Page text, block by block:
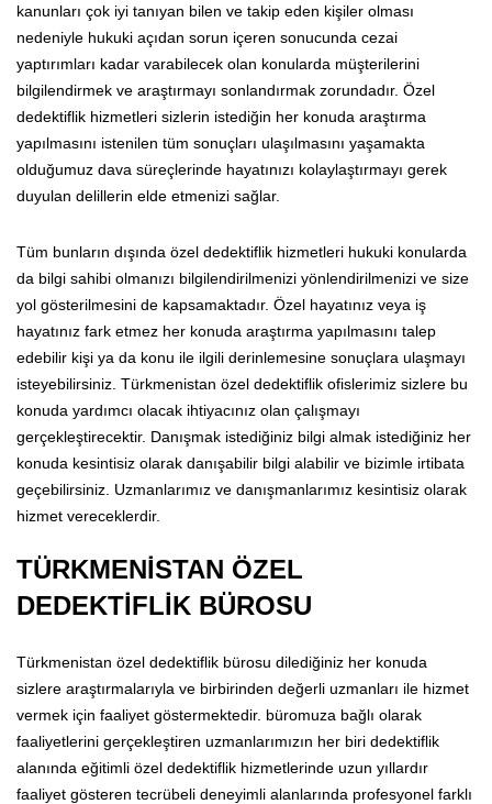
kanunları çok iyi tanıyan bilen ve takip eden kişiler olması
nedeniyle hukuki açıdan sorun içeren sonucunda cezai
yaptırımları kadar varabilecek olan konularda müşterilerini
bilgilendirmek ve araştırmayı sonlandırmak zorundadır. Özel
dedektiflik hizmetleri sizlerin istediğin her konuda araştırma
yapılmasını istenilen tüm sonuçları ulaşılmasını yaşamakta
olduğumuz dava süreçlerinde hayatınızı kolaylaştırmayı gerek
duyulan delillerin elde etmenizi sağlar.
Tüm bunların dışında özel dedektiflik hizmetleri hukuki konularda
da bilgi sahibi olmanızı bilgilendirilmenizi yönlendirilmenizi ve size
yol gösterilmesini de kapsamaktadır. Özel hayatınız veya iş
hayatınız fark etmez her konuda araştırma yapılmasını talep
edebilir kişi ya da konu ile ilgili derinlemesine sonuçlara ulaşmayı
isteyebilirsiniz. Türkmenistan özel dedektiflik ofislerimiz sizlere bu
konuda yardımcı olacak ihtiyacınız olan çalışmayı
gerçekleştirecektir. Danışmak istediğiniz bilgi almak istediğiniz her
konuda kesintisiz olarak danışabilir bilgi alabilir ve bizimle irtibata
geçebilirsiniz. Uzmanlarımız ve danışmanlarımız kesintisiz olarak
hizmet vereceklerdir.
TÜRKMENİSTAN ÖZEL
DEDEKTİFLİK BÜROSU
Türkmenistan özel dedektiflik bürosu dilediğiniz her konuda
sizlere araştırmalarıyla ve birbirinden değerli uzmanları ile hizmet
vermek için faaliyet göstermektedir. büromuza bağlı olarak
faaliyetlerini gerçekleştiren uzmanlarımızın her biri dedektiflik
alanında eğitimli özel dedektiflik hizmetlerinde uzun yıllardır
faaliyet gösteren tecrübeli deneyimli alanlarında profesyonel farklı